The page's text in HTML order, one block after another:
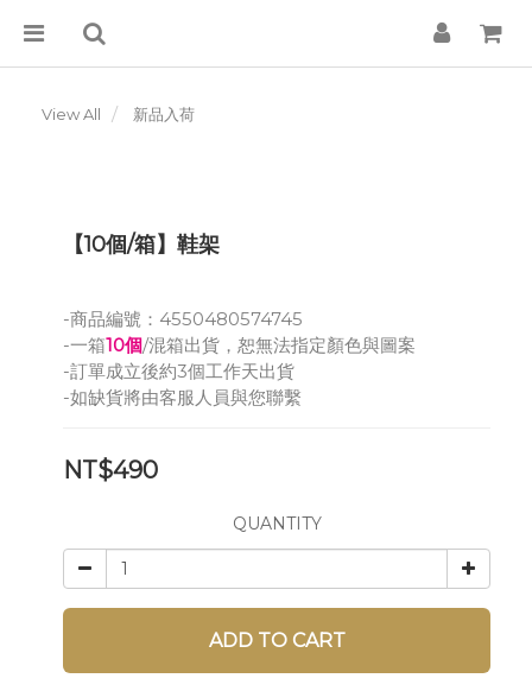
View All 新品入荷
【10個/箱】鞋架
-商品編號：4550480574745
-一箱10個/混箱出貨，恕無法指定顏色與圖案
-訂單成立後約3個工作天出貨
-如缺貨將由客服人員與您聯繫
NT$490
QUANTITY
ADD TO CART